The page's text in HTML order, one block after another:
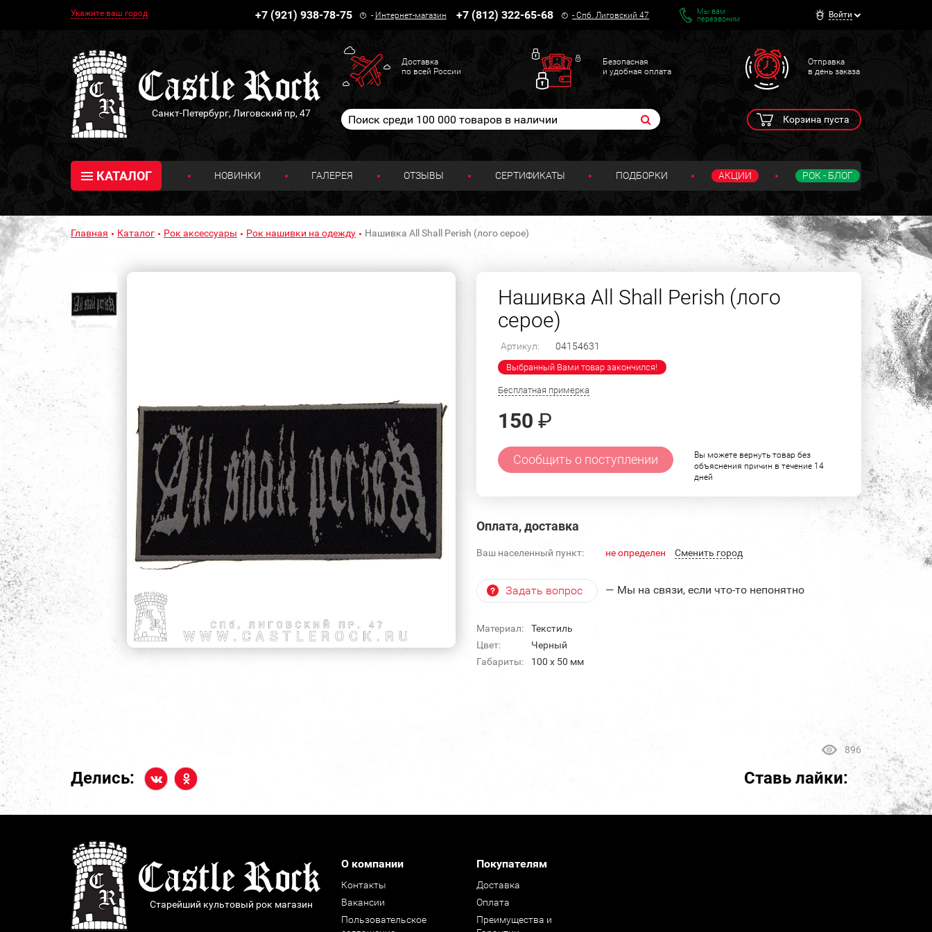
Укажите ваш город +7 (921) 938-78-75 - Интернет-магазин +7 (812) 322-65-68 -Спб. Лиговский 47
Мы вам
перезвоним
Войти
Санкт-Петербург, Лиговский пр, 47
Доставка
по всей России
Безопасная
и удобная оплата
Отправка
в день заказа
Корзина пуста
КАТАЛОГ НОВИНКИ ГАЛЕРЕЯ ОТЗЫВЫ СЕРТИФИКАТЫ ПОДБОРКИ АКЦИИ РОК - БЛОГ
Главная Каталог Рок аксессуары Рок нашивки на одежду Нашивка All Shall Perish (лого серое)
Нашивка All Shall Perish (лого
серое)
Артикул: 04154631
Выбранный Вами товар закончился!
Бесплатная примерка
150 ₽
Сообщить о поступлении
Вы можете вернуть товар без
объяснения причин в течение 14
дней
Оплата, доставка
Ваш населенный пункт: не определен Cменить город
Задать вопрос — Мы на связи, если что-то непонятно
Материал:
Текстиль
Цвет:
Черный
Габариты:
100 x 50 мм
896
Делись: Ставь лайки:
Старейший культовый рок магазин
О компании
Контакты
Вакансии
Пользовательское
Покупателям
Доставка
Оплата
Преимущества и